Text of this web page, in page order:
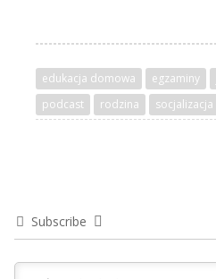
edukacja domowa egzaminy
podcast
rodzina socjalizacja
Subscribe